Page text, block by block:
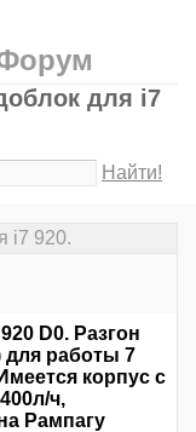
для i7
Найти!
i7 920.
D0. Разгон
для работы 7
корпус с
ч,
Рампагу